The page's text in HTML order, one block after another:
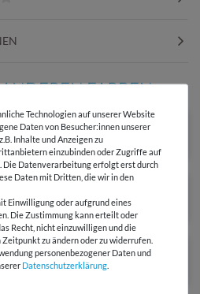
FARBEN
-40 % Ausverkauft
Technologien auf unserer Website
Daten von Besucher:innen unserer
Inhalte und Anzeigen zu
einzubinden oder Zugriffe auf
Die Datenverarbeitung erfolgt erst durch
Daten mit Dritten, die wir in den
Einwilligung oder aufgrund eines
Die Zustimmung kann erteilt oder
Recht, nicht einzuwilligen und die
zu ändern oder zu widerrufen.
personenbezogener Daten und
Daten­schutz­erklärung